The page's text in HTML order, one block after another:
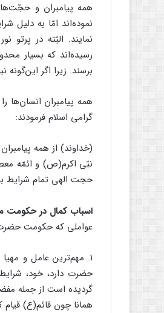
همه پیامبران و
نموده‌اند امّا به دلیل
نمایند. البّته در پرتو
رسیده‌اند که بسیار
برسند. زیرا اگر
همه پیامبران انسان‌ها
گرامی اسلام فرمودند:
(خداوند) از همه
نبّی اکرم(ص) و ائمّه
حجت الهی تمام شرایط
اسباب کمال در حکومت
عواملی که حکومت
۱. مهم‌ترین عامل و
حضرت دارد، خود،
گردیده است از جمله
همانا چون قائم(ع)